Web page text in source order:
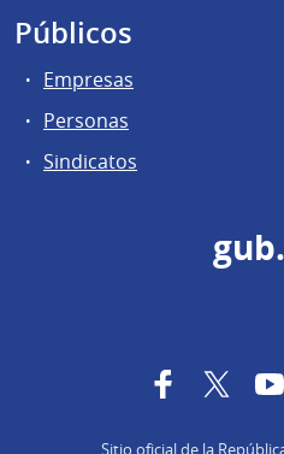
Públicos
Empresas
Personas
Sindicatos
FacebookTwitter
Sitio oficial de la